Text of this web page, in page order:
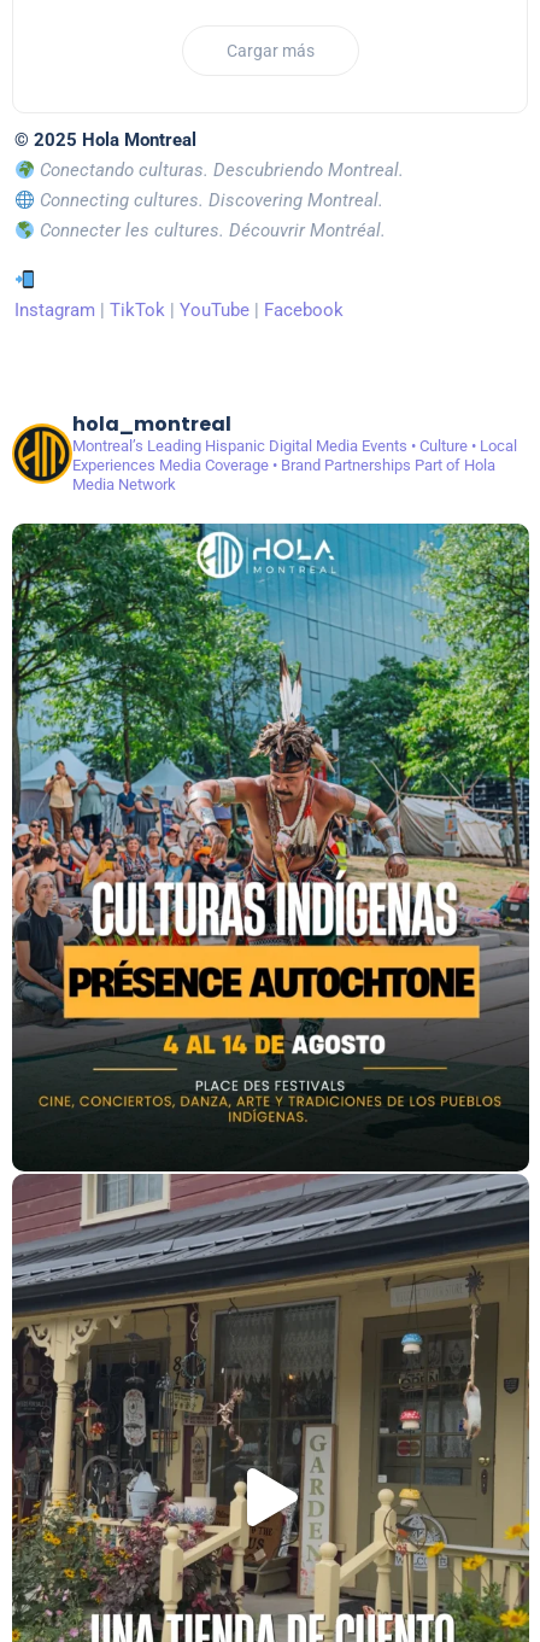
Cargar más
© 2025 Hola Montreal
Conectando culturas. Descubriendo Montreal.
Connecting cultures. Discovering Montreal.
Connecter les cultures. Découvrir Montréal.
Instagram TikTok YouTube Facebook
hola_montreal
Montreal’s Leading Hispanic Digital MediaEvents • Culture • Local
Experiences Media Coverage • Brand Partnerships Part of Hola
Media Network